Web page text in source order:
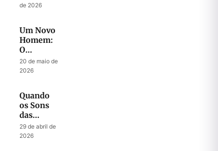
de 2026
Um Novo
Homem:
O
Mistério
do
20 de maio de
2026
Quando
os Sons
das
Trombetas
se
29 de abril de
2026